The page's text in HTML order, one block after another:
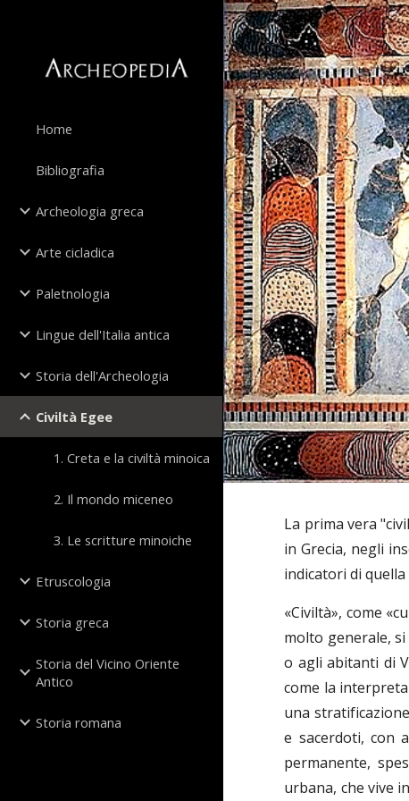
Home
Bibliografia
Archeologia greca
Arte cicladica
Paletnologia
Lingue dell'Italia antica
Storia dell'Archeologia
Civiltà Egee
1. Creta e la civiltà minoica
2. Il mondo miceneo
3. Le scritture minoiche
Etruscologia
Storia greca
Storia del Vicino Oriente
Antico
Storia romana
La prima vera
in Grecia, negli
indicatori di
«Civiltà», come
molto generale,
o agli abitanti di
come la
una
e sacerdoti, con
permanente,
urbana, che vive